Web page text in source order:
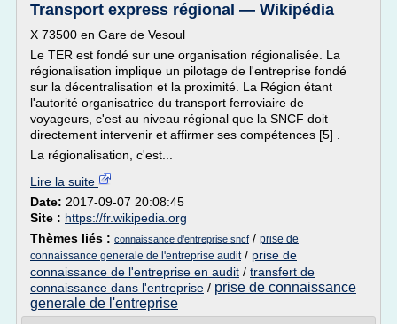
Transport express régional — Wikipédia
X 73500 en Gare de Vesoul
Le TER est fondé sur une organisation régionalisée. La
régionalisation implique un pilotage de l'entreprise fondé
sur la décentralisation et la proximité. La Région étant
l'autorité organisatrice du transport ferroviaire de
voyageurs, c'est au niveau régional que la SNCF doit
directement intervenir et affirmer ses compétences [5] .
La régionalisation, c'est...
Lire la suite
Date: 2017-09-07 20:08:45
Site : https://fr.wikipedia.org
Thèmes liés : connaissance d'entreprise sncf / prise de
connaissance generale de l'entreprise audit/ prise de
connaissance de l'entreprise en audit / transfert de
connaissance dans l'entreprise / prise de connaissance
generale de l'entreprise